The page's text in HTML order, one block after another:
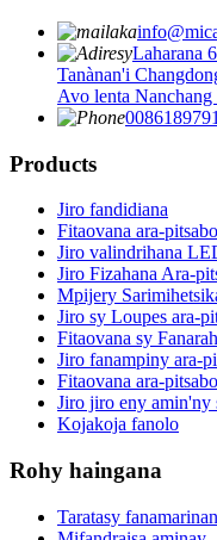
Laharana
Tanànan'i
Avo lenta
Products
Jiro fandidiana
Fitaovana ara-
Jiro valindrihana
Jiro Fizahana Ara-
Mpijery
Jiro sy Loupes ara-
Fitaovana sy
Jiro fanampiny ara-
Fitaovana ara-
Jiro jiro eny amin'ny
Kojakoja fanolo
Rohy haingana
Taratasy